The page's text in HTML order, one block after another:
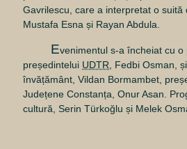
Gavrilescu, care a interpretat o suită
Mustafa Esna și Rayan Abdula.
Evenimentul s-a încheiat cu
președintelui UDTR , Fedbi Osman,
învățământ, Vildan Bormambet,
Județene Constanța, Onur Asan.
cultură, Serin Türkoğlu și Melek